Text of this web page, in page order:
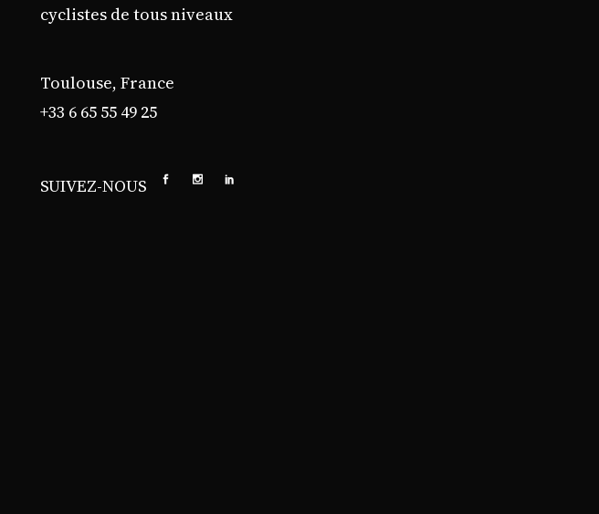
cyclistes de tous niveaux
Toulouse, France
+33 6 65 55 49 25
SUIVEZ-NOUS